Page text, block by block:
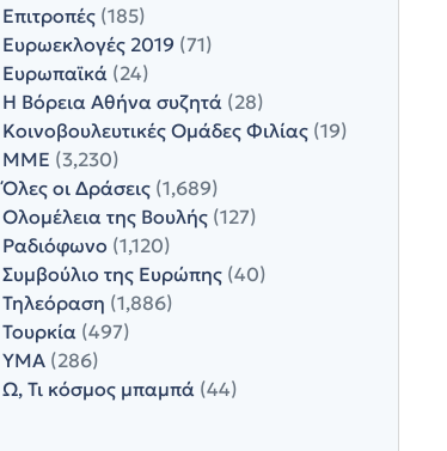
Επιτροπές(185)
Ευρωεκλογές 2019 (71)
Ευρωπαϊκά(24)
Η Βόρεια Αθήνα συζητά(28)
Κοινοβουλευτικές Ομάδες Φιλίας(19)
ΜΜΕ (3,230)
Όλες οι Δράσεις(1,689)
Ολομέλεια της Βουλής(127)
Ραδιόφωνο (1,120)
Συμβούλιο της Ευρώπης(40)
Τηλεόραση (1,886)
Τουρκία(497)
ΥΜΑ(286)
Ω, Τι κόσμος μπαμπά(44)